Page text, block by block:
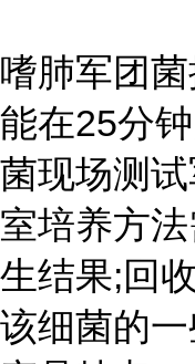
嗜肺军团菌
能在25分
菌现场测
室培养方
生结果;回
该细菌的一